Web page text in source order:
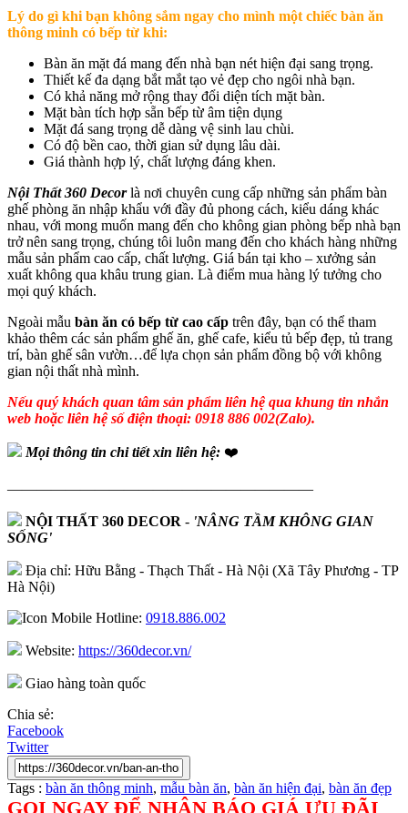
Lý do gì khi bạn không sắm ngay cho mình một chiếc bàn ăn
thông minh có bếp từ khi:
Bàn ăn mặt đá mang đến nhà bạn nét hiện đại sang trọng.
Thiết kế đa dạng bắt mắt tạo vẻ đẹp cho ngôi nhà bạn.
Có khả năng mở rộng thay đổi diện tích mặt bàn.
Mặt bàn tích hợp sẵn bếp từ âm tiện dụng
Mặt đá sang trọng dễ dàng vệ sinh lau chùi.
Có độ bền cao, thời gian sử dụng lâu dài.
Giá thành hợp lý, chất lượng đáng khen.
Nội Thất 360 Decorlà nơi chuyên cung cấp những sản phẩm bàn
ghế phòng ăn nhập khẩu với đầy đủ phong cách, kiểu dáng khác
nhau, với mong muốn mang đến cho không gian phòng bếp nhà bạn
trở nên sang trọng, chúng tôi luôn mang đến cho khách hàng những
mẫu sản phẩm cao cấp, chất lượng. Giá bán tại kho – xưởng sản
xuất không qua khâu trung gian. Là điểm mua hàng lý tưởng cho
mọi quý khách.
Ngoài mẫu bàn ăn có bếp từ cao cấp trên đây, bạn có thể tham
khảo thêm các sản phẩm ghế ăn, ghế cafe, kiểu tủ bếp đẹp, tủ trang
trí, bàn ghế sân vườn…để lựa chọn sản phẩm đồng bộ với không
gian nội thất nhà mình.
Nếu quý khách quan tâm sản phẩm liên hệ qua khung tin nhắn
web hoặc liên hệ số điện thoại: 0918 886 002(Zalo).
Mọi thông tin chi tiết xin liên hệ: ❤️
—————————————————————
NỘI THẤT 360 DECOR - 'NÂNG TẦM KHÔNG GIAN
SỐNG'
Địa chỉ: Hữu Bằng - Thạch Thất - Hà Nội (Xã Tây Phương - TP
Hà Nội)
Hotline: 0918.886.002
Website: https://360decor.vn/
Giao hàng toàn quốc
Chia sẻ:
Facebook
Twitter
Tags : bàn ăn thông minh, mẫu bàn ăn, bàn ăn hiện đại, bàn ăn đẹp
GỌI NGAY ĐỂ NHẬN BÁO GIÁ ƯU ĐÃI